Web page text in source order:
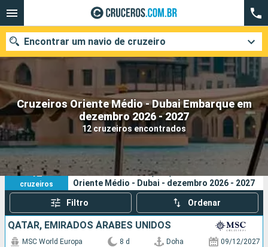
Cruzeiros Oriente Médio - Dubai Embarque em
dezembro 2026 - 2027
12 cruzeiros encontrados
Encontrar um navio de cruzeiro
Quando ir?
Data de partida
Cidades Companhias
Pesquisar
12
cruzeiros
Os seus critérios de pesquisa:
Oriente Médio - Dubai - dezembro 2026 - 2027
Filtro Ordenar
QATAR, EMIRADOS ÁRABES UNIDOS
MSC World Europa 8 d Doha 09/12/2027